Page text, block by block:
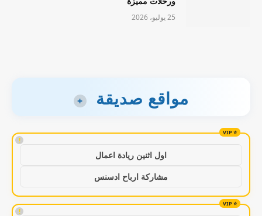
25 يوليو، 2026
مواقع صديقة +
!
اول اثنين ريادة اعمال
مشاركة ارباح ادسنس
!